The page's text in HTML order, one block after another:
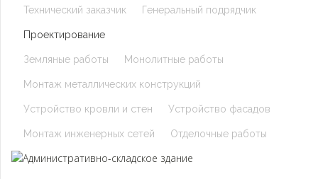
Технический заказчик Генеральный подрядчик
Проектирование
Земляные работы Монолитные работы
Монтаж металлических конструкций
Устройство кровли и стен Устройство фасадов
Монтаж инженерных сетей Отделочные работы